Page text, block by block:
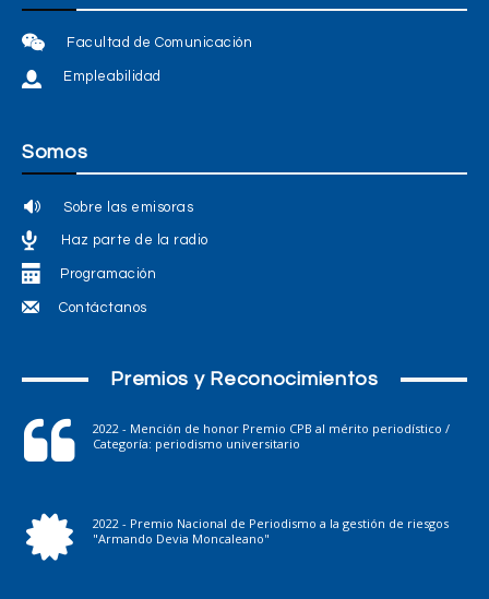
Facultad de Comunicación
Empleabilidad
Somos
Sobre las emisoras
Haz parte de la radio
Programación
Contáctanos
Premios y Reconocimientos
2022 - Mención de honor Premio CPB al mérito periodístico /
Categoría: periodismo universitario
2022 - Premio Nacional de Periodismo a la gestión de riesgos
"Armando Devia Moncaleano"